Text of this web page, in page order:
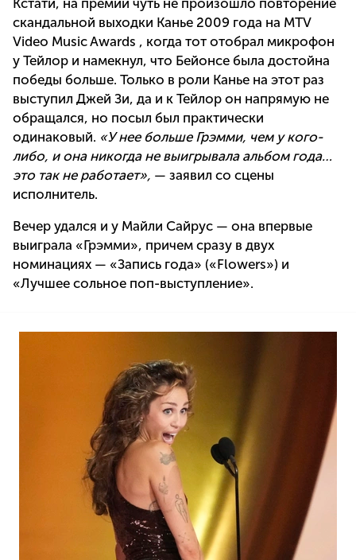
Кстати, на премии чуть не произошло повторение
скандальной выходки Канье 2009 года на MTV
Video Music Awards , когда тот отобрал микрофон
у Тейлор и намекнул, что Бейонсе была достойна
победы больше. Только в роли Канье на этот раз
выступил Джей Зи, да и к Тейлор он напрямую не
обращался, но посыл был практически
одинаковый. «У нее больше Грэмми, чем у кого-
либо, и она никогда не выигрывала альбом года…
это так не работает», — заявил со сцены
исполнитель.
Вечер удался и у Майли Сайрус — она впервые
выиграла «Грэмми», причем сразу в двух
номинациях — «Запись года» («Flowers») и
«Лучшее сольное поп-выступление».